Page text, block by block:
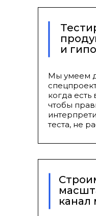
но
ROMI =
канал
и
Мы умеем
когда
чтобы
теста, не